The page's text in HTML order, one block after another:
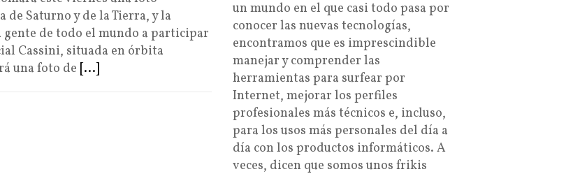
de Saturno y de la Tierra, y la
de todo el mundo a participar
Cassini, situada en órbita
una foto de [...]
un mundo en el que casi todo pasa por
conocer las nuevas tecnologías,
encontramos que es imprescindible
manejar y comprender las
herramientas para surfear por
Internet, mejorar los perfiles
profesionales más técnicos e, incluso,
para los usos más personales del día a
día con los productos informáticos. A
veces, dicen que somos unos frikis